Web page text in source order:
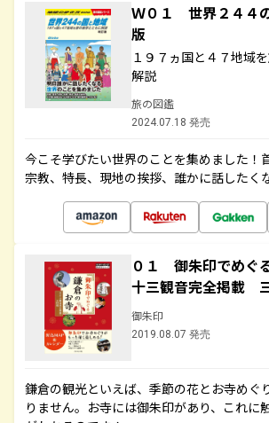
Ｗ０１ 世界２４４
版
１９７ヵ国と４７地域
解説
旅の図鑑
2024.07.18 発売
今こそ学びたい世界のことを集めました！
宗教、特長、現地の挨拶、誰かに話したく
０１ 御朱印でめぐ
十三観音完全掲載
御朱印
2019.08.07 発売
鎌倉の観光といえば、季節の花とお寺めぐ
りません。お寺には御朱印があり、これに